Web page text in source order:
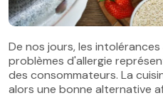
De nos jours, les
problèmes d'allergie
des consommateurs. La
alors une bonne alternative